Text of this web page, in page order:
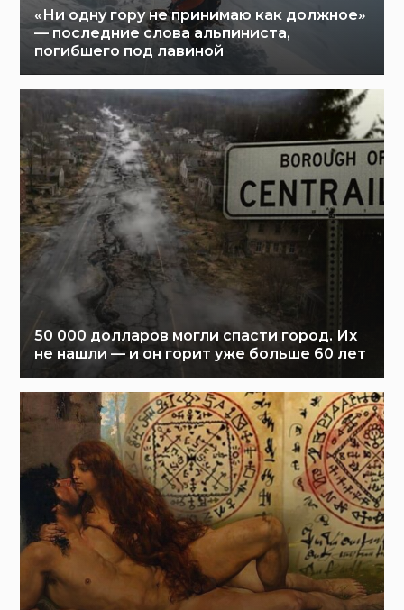
«Ни одну гору не принимаю как должное»
— последние слова альпиниста,
погибшего под лавиной
50 000 долларов могли спасти город. Их
не нашли — и он горит уже больше 60 лет